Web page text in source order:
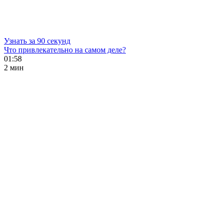
Узнать за 90 секунд
Что привлекательно на самом деле?
01:58
2 мин